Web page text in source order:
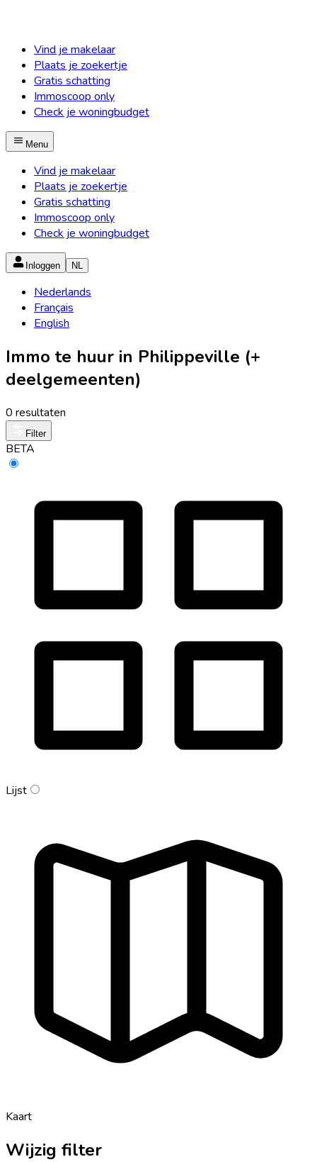
Vind je makelaar
Plaats je zoekertje
Gratis schatting
Immoscoop only
Check je woningbudget
Menu
Vind je makelaar
Plaats je zoekertje
Gratis schatting
Immoscoop only
Check je woningbudget
Inloggen NL
Nederlands
Français
English
Immo te huur in Philippeville (+
deelgemeenten)
0 resultaten
Filter
BETA
Lijst
Kaart
Wijzig filter